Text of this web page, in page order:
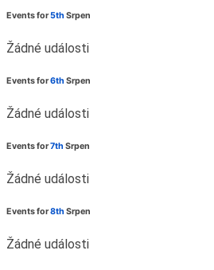
Events for5th Srpen
Žádné události
Events for6th Srpen
Žádné události
Events for7th Srpen
Žádné události
Events for8th Srpen
Žádné události